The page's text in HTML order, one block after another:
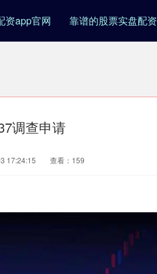
资app官网 靠谱的股票实盘配
调查申请
17:24:15 查看：159